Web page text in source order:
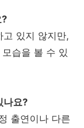
고 있지 않지만,
습을 볼 수 있
나요?
출연이나 다른